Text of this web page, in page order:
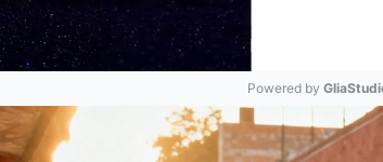
Mute
Powered by